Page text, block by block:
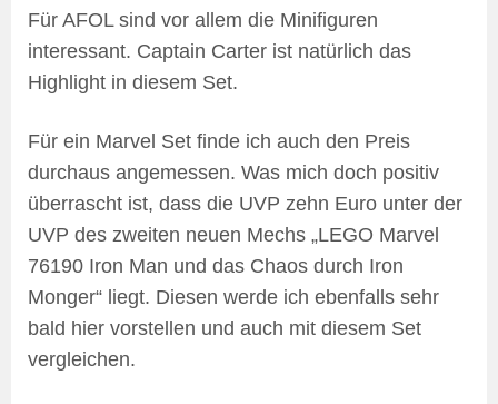
Für AFOL sind vor allem die Minifiguren
interessant. Captain Carter ist natürlich das
Highlight in diesem Set.
Für ein Marvel Set finde ich auch den Preis
durchaus angemessen. Was mich doch positiv
überrascht ist, dass die UVP zehn Euro unter der
UVP des zweiten neuen Mechs „LEGO Marvel
76190 Iron Man und das Chaos durch Iron
Monger“ liegt. Diesen werde ich ebenfalls sehr
bald hier vorstellen und auch mit diesem Set
vergleichen.